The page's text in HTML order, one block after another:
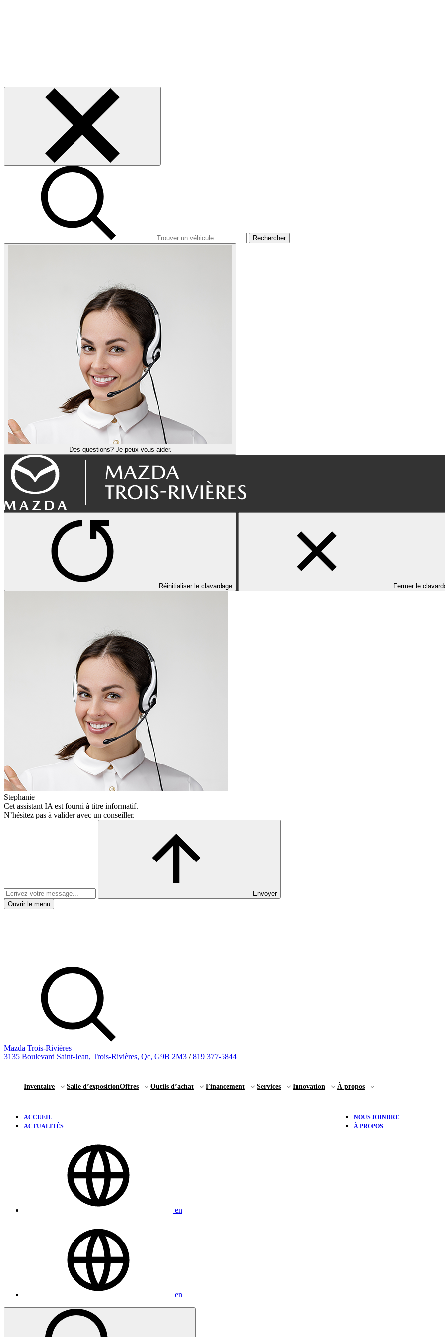
Rechercher
Des questions? Je peux vous aider.
Réinitialiser le clavardage Fermer le
Stephanie
Cet assistant IA est fourni à titre informatif.
N’hésitez pas à valider avec un conseiller.
Envoyer
Ouvrir le menu
Mazda Trois-Rivières
3135 Boulevard Saint-Jean, Trois-Rivières, Qc, G9B 2M3 / 819 377-5844
Inventaire Salle d’expositionOffres Outils d’achat Financement Services Innovation À propos
ACCUEIL
NOUS JOINDRE
ACTUALITÉS
À PROPOS
en
en